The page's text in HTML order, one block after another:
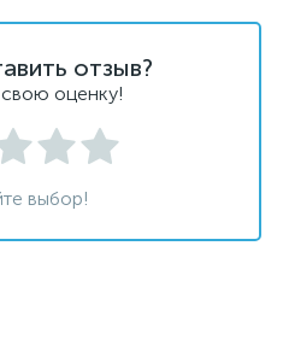
отзыв?
оценку!
выбор!